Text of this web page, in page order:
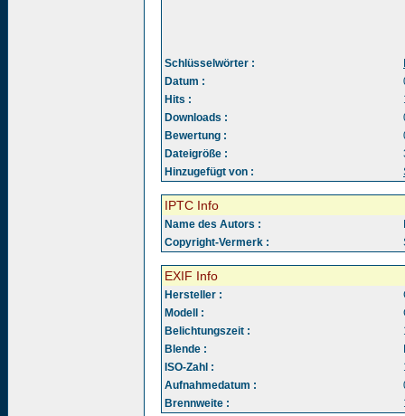
Schlüsselwörter :
Datum :
Hits :
Downloads :
Bewertung :
Dateigröße :
Hinzugefügt von :
IPTC Info
Name des Autors :
Copyright-Vermerk :
EXIF Info
Hersteller :
Modell :
Belichtungszeit :
Blende :
ISO-Zahl :
Aufnahmedatum :
Brennweite :